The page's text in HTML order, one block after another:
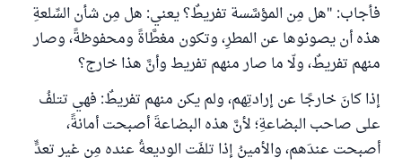
فأجاب: "هل مِن المؤسَّسة تفريطٌ؟ يعني: هل مِن شأن السِّلعةِ
هذه أن يصونوها عن المطرِ، وتكون مغطَّاةً ومحفوظةً، وصار
منهم تفريطٌ، ولّا ما صار منهم تفريط وأنَّ هذا خارج؟
إذا كانَ خارجًا عن إرادتِهم، ولم يكن منهم تفريطٌ: فهي تتلفُ
على صاحب البضاعةِ؛ لأنَّ هذه البضاعةَ أصبحت أمانةً،
أصبحت عندَهم، والأمينُ إذا تلفَت الوديعةُ عنده مِن غير تعدٍّ